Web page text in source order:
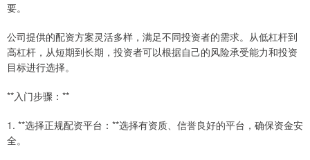
要。
公司提供的配资方案灵活多样，满足不同投资者的需求。从低杠杆到
高杠杆，从短期到长期，投资者可以根据自己的风险承受能力和投资
目标进行选择。
**入门步骤：**
1. **选择正规配资平台：**选择有资质、信誉良好的平台，确保资金安
全。